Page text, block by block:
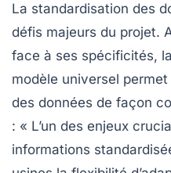
La standardisation des
défis majeurs du projet.
face à ses spécificités,
modèle universel permet
des données de façon
: « L’un des enjeux
informations